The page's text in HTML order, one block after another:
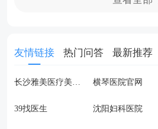
友情链接 热门问答 最新推荐
横琴医院官网
39找医生 沈阳妇科医院